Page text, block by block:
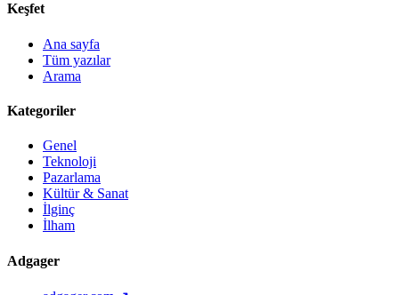
Keşfet
Ana sayfa
Tüm yazılar
Arama
Kategoriler
Genel
Teknoloji
Pazarlama
Kültür & Sanat
İlginç
İlham
Adgager